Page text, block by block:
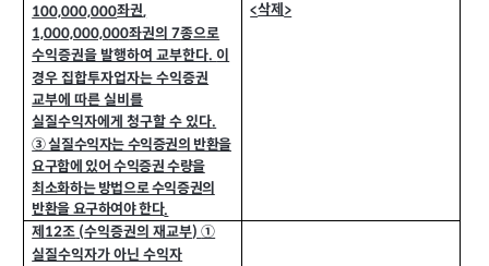
100,000,000좌권,
1,000,000,000좌권의 7종으로
수익증권을 발행하여 교부한다. 이
경우 집합투자업자는 수익증권
교부에 따른 실비를
실질수익자에게 청구할 수 있다.
③ 실질수익자는 수익증권의 반환을
요구함에 있어 수익증권 수량을
최소화하는 방법으로 수익증권의
반환을 요구하여야 한다.
<삭제 >
제 12조 (수익증권의 재교부)①
실질수익자가 아닌 수익자